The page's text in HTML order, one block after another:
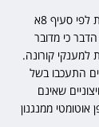
לטענת החברה, אף שהיא מדווחת לפי סעיף 8א
כי מדובר
קורונה.
התעכבו בשל
שאינם
אוטומטי ממנגנון